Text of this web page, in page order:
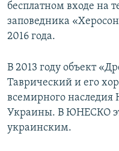
бесплатном входе на
заповедника
2016 года.
В 2013 году объект
Таврический и его
всемирного
Украины. В ЮНЕСКО
украинским.